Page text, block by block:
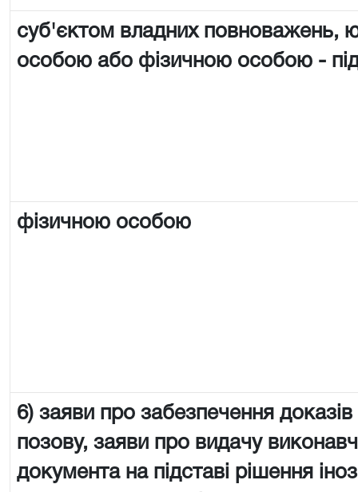
суб'єктом владних повноважень,
особою або фізичною особою -
фізичною особою
6) заяви про забезпечення
позову, заяви про видачу
документа на підставі рішення